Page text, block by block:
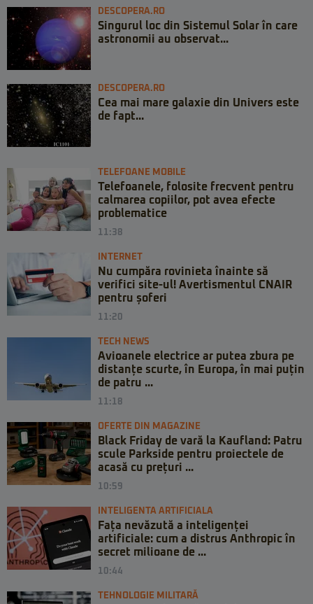
DESCOPERA.RO
Singurul loc din Sistemul Solar în care
astronomii au observat...
DESCOPERA.RO
Cea mai mare galaxie din Univers este
de fapt...
TELEFOANE MOBILE
Telefoanele, folosite frecvent pentru
calmarea copiilor, pot avea efecte
problematice
11:38
INTERNET
Nu cumpăra rovinieta înainte să
verifici site-ul! Avertismentul CNAIR
pentru șoferi
11:20
TECH NEWS
Avioanele electrice ar putea zbura pe
distanțe scurte, în Europa, în mai puțin
de patru ...
11:18
OFERTE DIN MAGAZINE
Black Friday de vară la Kaufland: Patru
scule Parkside pentru proiectele de
acasă cu prețuri ...
10:59
INTELIGENTA ARTIFICIALA
Fața nevăzută a inteligenței
artificiale: cum a distrus Anthropic în
secret milioane de ...
10:44
TEHNOLOGIE MILITARĂ